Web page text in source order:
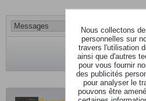
Nous collectons
personnelles sur
travers l'utilisation
ainsi que d'autres
pour vous fournir
des publicités
pour analyser le
pouvons être